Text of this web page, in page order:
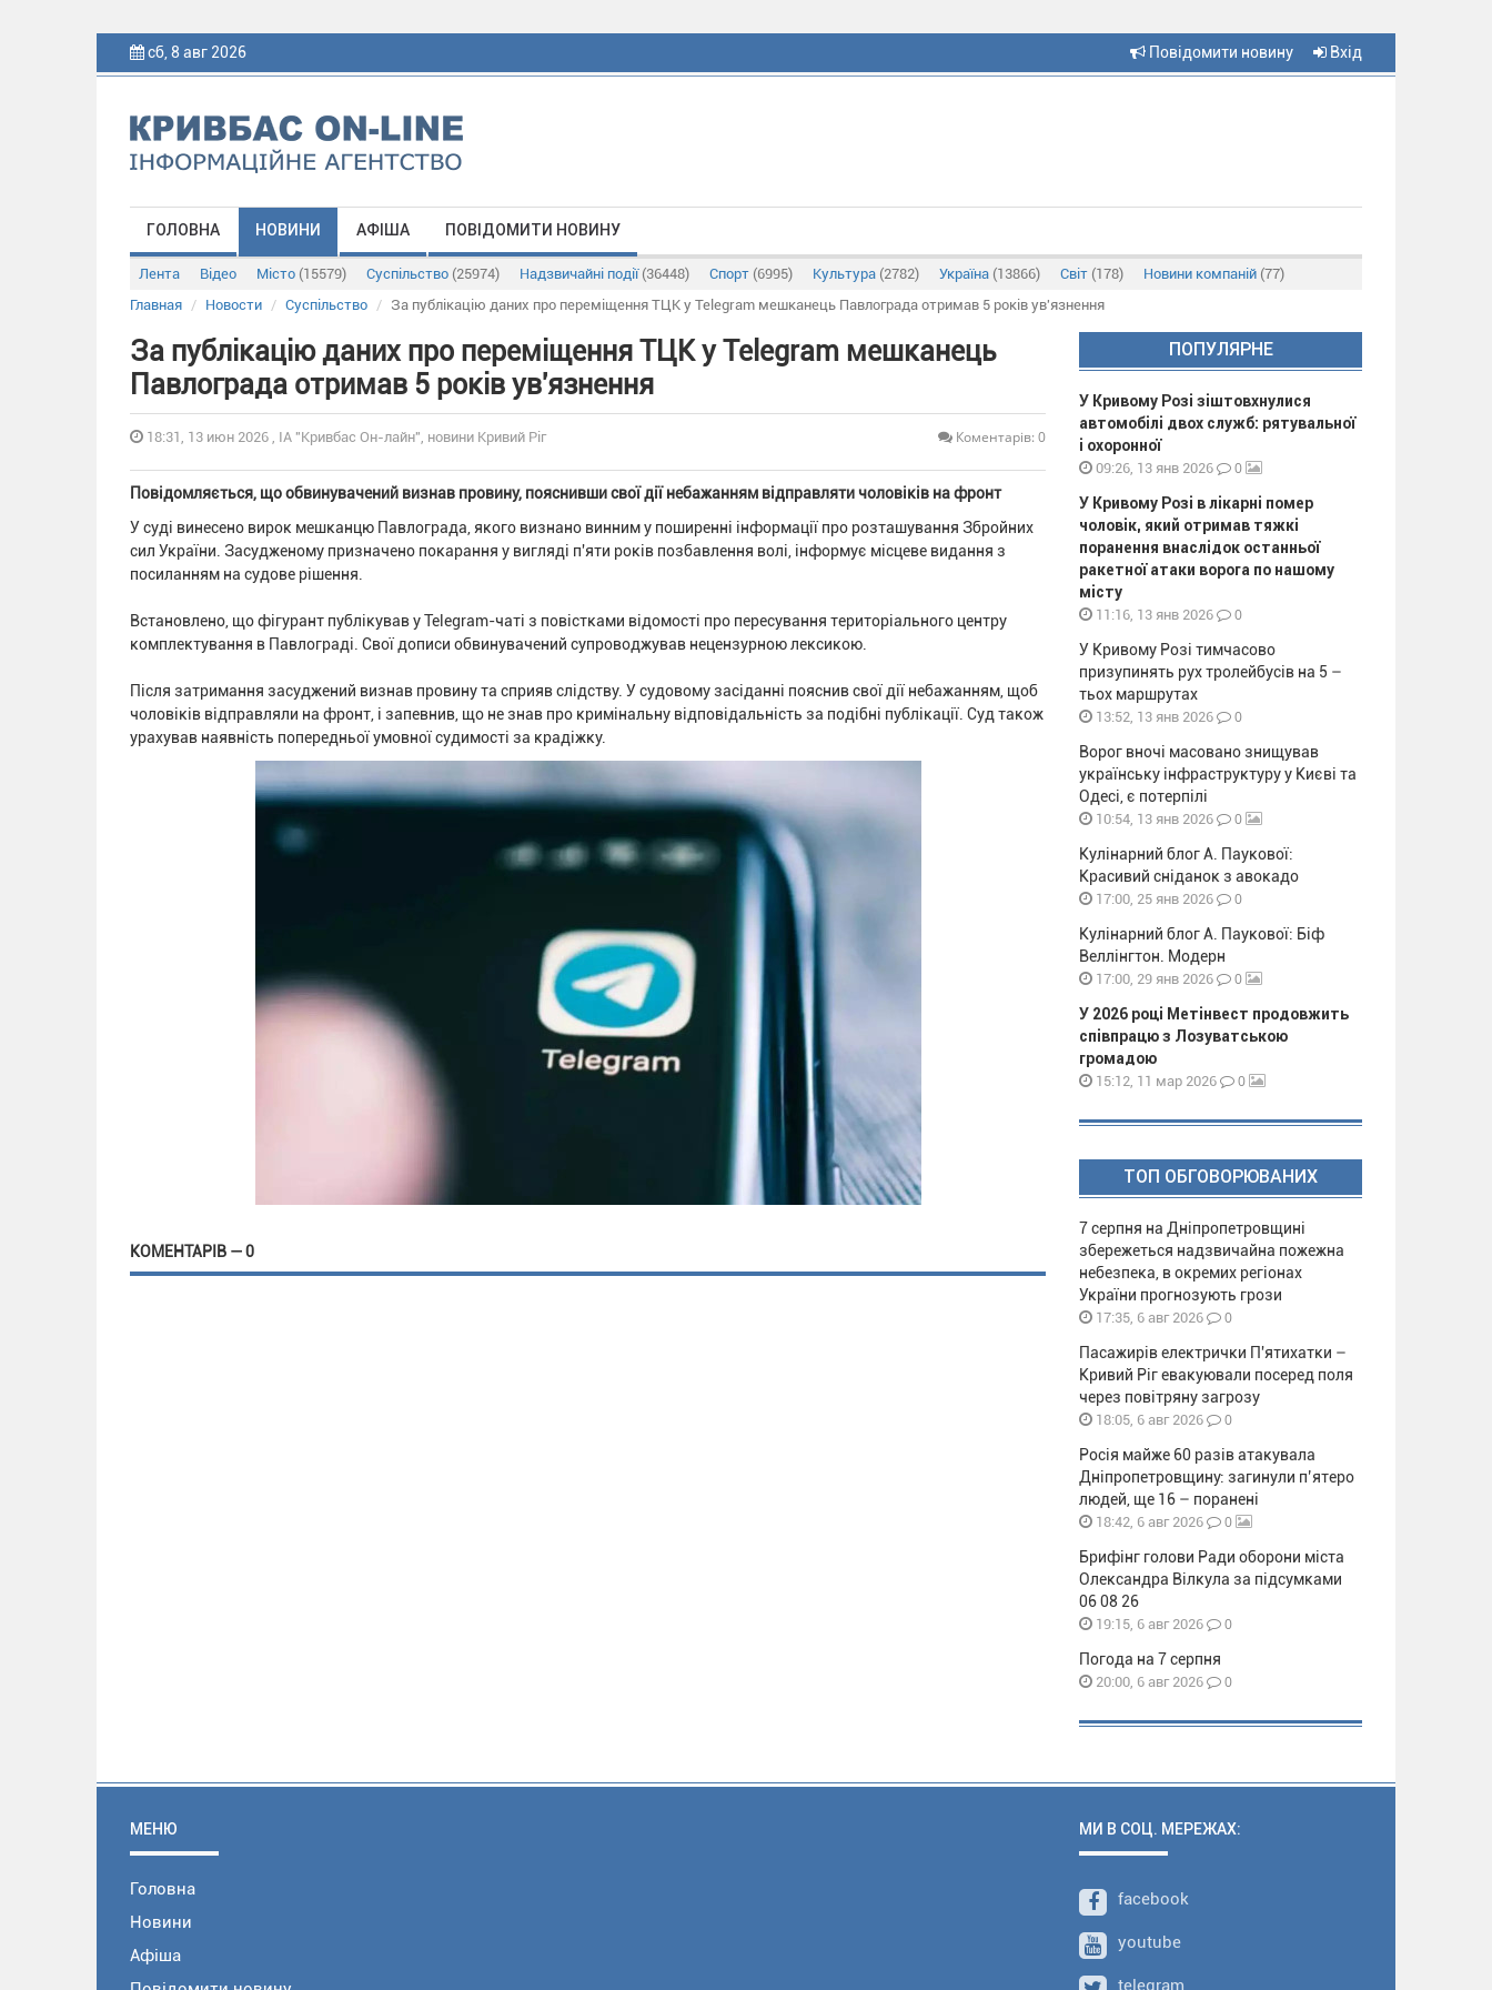
сб, 8 авг 2026 Повідомити новину Вхід
ГОЛОВНА НОВИНИ АФІША ПОВІДОМИТИ НОВИНУ
Лента Відео Місто (15579) Суспільство (25974) Надзвичайні події (36448) Спорт (6995) Культура (2782) Україна (13866) Світ (178) Новини компаній (77)
Главная
Новости Суспільство За публікацію даних про переміщення ТЦК у Telegram мешканець Павлограда отримав 5 років ув'язнення
За публікацію даних про переміщення ТЦК у Telegram мешканець
Павлограда отримав 5 років ув'язнення
18:31, 13 июн 2026 , ІА "Кривбас Он-лайн", новини Кривий Ріг Коментарів: 0
Повідомляється, що обвинувачений визнав провину, пояснивши свої дії небажанням відправляти чоловіків на фронт
У суді винесено вирок мешканцю Павлограда, якого визнано винним у поширенні інформації про розташування Збройних
сил України. Засудженому призначено покарання у вигляді п'яти років позбавлення волі, інформує місцеве видання з
посиланням на судове рішення.
Встановлено, що фігурант публікував у Telegram-чаті з повістками відомості про пересування територіального центру
комплектування в Павлограді. Свої дописи обвинувачений супроводжував нецензурною лексикою.
Після затримання засуджений визнав провину та сприяв слідству. У судовому засіданні пояснив свої дії небажанням, щоб
чоловіків відправляли на фронт, і запевнив, що не знав про кримінальну відповідальність за подібні публікації. Суд також
урахував наявність попередньої умовної судимості за крадіжку.
КОМЕНТАРІВ — 0
ПОПУЛЯРНЕ
У Кривому Розі зіштовхнулися
автомобілі двох служб: рятувальної
і охоронної
09:26, 13 янв 2026 0
У Кривому Розі в лікарні помер
чоловік, який отримав тяжкі
поранення внаслідок останньої
ракетної атаки ворога по нашому
місту
11:16, 13 янв 2026 0
У Кривому Розі тимчасово
призупинять рух тролейбусів на 5 –
тьох маршрутах
13:52, 13 янв 2026 0
Ворог вночі масовано знищував
українську інфраструктуру у Києві та
Одесі, є потерпілі
10:54, 13 янв 2026 0
Кулінарний блог А. Паукової:
Красивий сніданок з авокадо
17:00, 25 янв 2026 0
Кулінарний блог А. Паукової: Біф
Веллінгтон. Модерн
17:00, 29 янв 2026 0
У 2026 році Метінвест продовжить
співпрацю з Лозуватською
громадою
15:12, 11 мар 2026 0
ТОП ОБГОВОРЮВАНИХ
7 серпня на Дніпропетровщині
збережеться надзвичайна пожежна
небезпека, в окремих регіонах
України прогнозують грози
17:35, 6 авг 2026 0
Пасажирів електрички П'ятихатки –
Кривий Ріг евакуювали посеред поля
через повітряну загрозу
18:05, 6 авг 2026 0
Росія майже 60 разів атакувала
Дніпропетровщину: загинули п’ятеро
людей, ще 16 – поранені
18:42, 6 авг 2026 0
Брифінг голови Ради оборони міста
Олександра Вілкула за підсумками
06 08 26
19:15, 6 авг 2026 0
Погода на 7 серпня
20:00, 6 авг 2026 0
МЕНЮ
Головна
Новини
Афіша
МИ В СОЦ. МЕРЕЖАХ:
facebook
youtube
telegram